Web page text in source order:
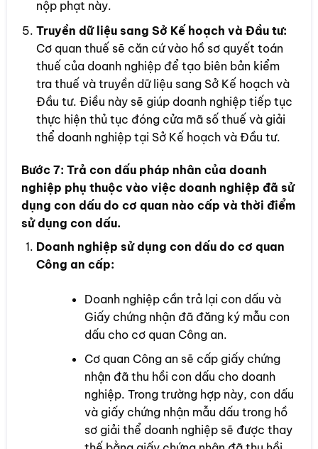
nộp phạt này.
Truyền dữ liệu sang Sở Kế hoạch và Đầu tư:
Cơ quan thuế sẽ căn cứ vào hồ sơ quyết toán
thuế của doanh nghiệp để tạo biên bản kiểm
tra thuế và truyền dữ liệu sang Sở Kế hoạch và
Đầu tư. Điều này sẽ giúp doanh nghiệp tiếp tục
thực hiện thủ tục đóng cửa mã số thuế và giải
thể doanh nghiệp tại Sở Kế hoạch và Đầu tư.
Bước 7: Trả con dấu pháp nhân của doanh
nghiệp phụ thuộc vào việc doanh nghiệp đã sử
dụng con dấu do cơ quan nào cấp và thời điểm
sử dụng con dấu.
Doanh nghiệp sử dụng con dấu do cơ quan
Công an cấp:
Doanh nghiệp cần trả lại con dấu và
Giấy chứng nhận đã đăng ký mẫu con
dấu cho cơ quan Công an.
Cơ quan Công an sẽ cấp giấy chứng
nhận đã thu hồi con dấu cho doanh
nghiệp. Trong trường hợp này, con dấu
và giấy chứng nhận mẫu dấu trong hồ
sơ giải thể doanh nghiệp sẽ được thay